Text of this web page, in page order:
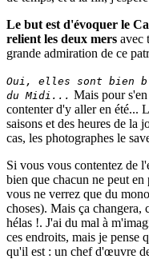
Le but est d'évoquer le
relient les deux mers avec
grande admiration de ce
Oui, elles sont bien
du Midi... Mais pour
contenter d'y aller en été...
saisons et des heures de la
cas, les photographes le
Si vous vous contentez de
bien que chacun ne peut
vous ne verrez que du
choses). Mais ça changera,
hélas !. J'ai du mal à
ces endroits, mais je pense
qu'il est : un chef d'œuvre